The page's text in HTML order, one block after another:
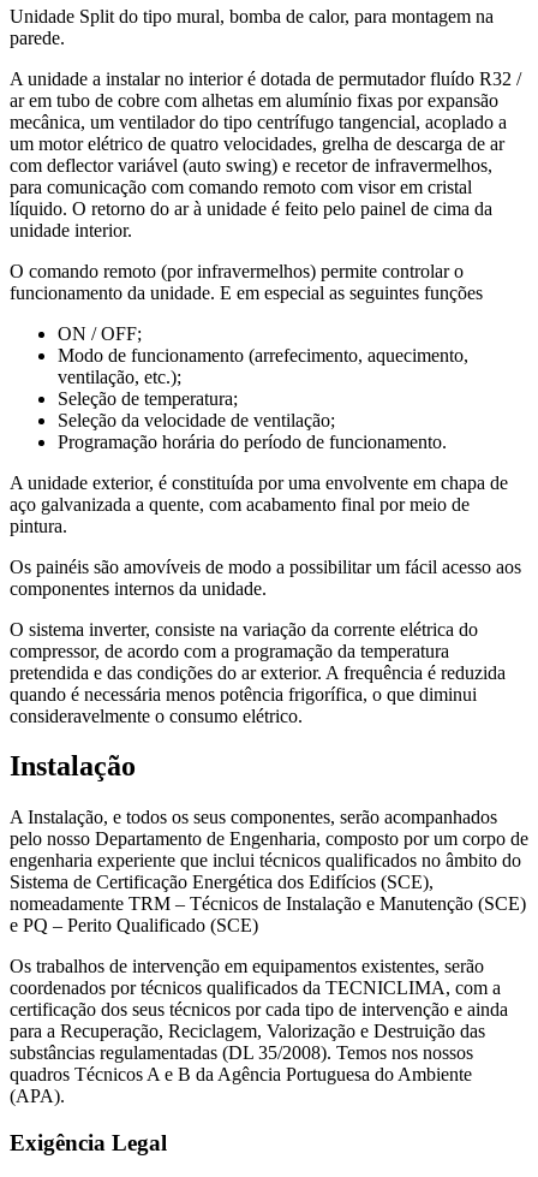
Unidade Split do tipo mural, bomba de calor, para montagem na
parede.
A unidade a instalar no interior é dotada de permutador fluído R32 /
ar em tubo de cobre com alhetas em alumínio fixas por expansão
mecânica, um ventilador do tipo centrífugo tangencial, acoplado a
um motor elétrico de quatro velocidades, grelha de descarga de ar
com deflector variável (auto swing) e recetor de infravermelhos,
para comunicação com comando remoto com visor em cristal
líquido. O retorno do ar à unidade é feito pelo painel de cima da
unidade interior.
O comando remoto (por infravermelhos) permite controlar o
funcionamento da unidade. E em especial as seguintes funções
ON / OFF;
Modo de funcionamento (arrefecimento, aquecimento,
ventilação, etc.);
Seleção de temperatura;
Seleção da velocidade de ventilação;
Programação horária do período de funcionamento.
A unidade exterior, é constituída por uma envolvente em chapa de
aço galvanizada a quente, com acabamento final por meio de
pintura.
Os painéis são amovíveis de modo a possibilitar um fácil acesso aos
componentes internos da unidade.
O sistema inverter, consiste na variação da corrente elétrica do
compressor, de acordo com a programação da temperatura
pretendida e das condições do ar exterior. A frequência é reduzida
quando é necessária menos potência frigorífica, o que diminui
consideravelmente o consumo elétrico.
Instalação
A Instalação, e todos os seus componentes, serão acompanhados
pelo nosso Departamento de Engenharia, composto por um corpo de
engenharia experiente que inclui técnicos qualificados no âmbito do
Sistema de Certificação Energética dos Edifícios (SCE),
nomeadamente TRM – Técnicos de Instalação e Manutenção (SCE)
e PQ – Perito Qualificado (SCE)
Os trabalhos de intervenção em equipamentos existentes, serão
coordenados por técnicos qualificados da TECNICLIMA, com a
certificação dos seus técnicos por cada tipo de intervenção e ainda
para a Recuperação, Reciclagem, Valorização e Destruição das
substâncias regulamentadas (DL 35/2008). Temos nos nossos
quadros Técnicos A e B da Agência Portuguesa do Ambiente
(APA).
Exigência Legal